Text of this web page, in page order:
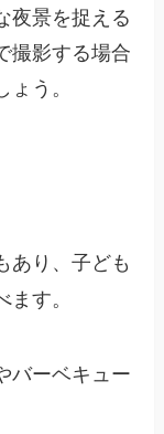
夜景を捉える
撮影する場合
う。
あり、子ども
す。
バーベキュー